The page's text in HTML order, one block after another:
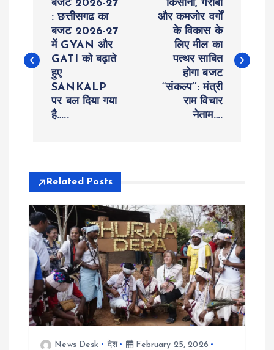
s
v
g
a
t
बजट 2026-27
: छत्तीसगढ का
बजट 2026-27
में GYAN और
GATI को बढ़ाते
हुए
SANKALP
पर बल दिया गया
है…..
किसानों, गरीबों
और कमजोर वर्गों
के विकास के
लिए मील का
पत्थर साबित
होगा बजट
‘‘संकल्प’’: मंत्री
राम विचार
नेताम….
Related Posts
News Desk देश
February 25, 2026